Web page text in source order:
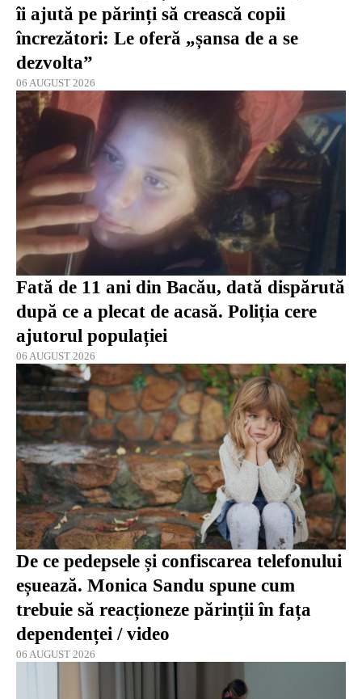
îi ajută pe părinți să crească copii
încrezători: Le oferă „șansa de a se
dezvolta”
06 AUGUST 2026
Fată de 11 ani din Bacău, dată dispărută
după ce a plecat de acasă. Poliția cere
ajutorul populației
06 AUGUST 2026
De ce pedepsele și confiscarea telefonului
eșuează. Monica Sandu spune cum
trebuie să reacționeze părinții în fața
dependenței / video
06 AUGUST 2026